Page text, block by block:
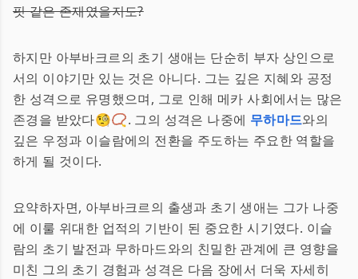
핏 같은 존재였을지도?
하지만 아부바크르의 초기 생애는 단순히 부자 상인으로
서의 이야기만 있는 것은 아니다. 그는 깊은 지혜와 공정
한 성격으로 유명했으며, 그로 인해 메카 사회에서는 많은
존경을 받았다🧐📿. 그의 성격은 나중에 무하마드와의
깊은 우정과 이슬람에의 전환을 주도하는 주요한 역할을
하게 될 것이다.
요약하자면, 아부바크르의 출생과 초기 생애는 그가 나중
에 이룰 위대한 업적의 기반이 된 중요한 시기였다. 이슬
람의 초기 발전과 무하마드와의 친밀한 관계에 큰 영향을
미친 그의 초기 경험과 성격은 다음 장에서 더욱 자세히